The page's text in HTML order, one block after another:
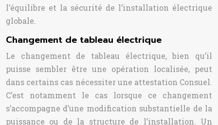
l’équilibre et la sécurité de l’installation électrique
globale.
Changement de tableau électrique
Le changement de tableau électrique, bien qu’il
puisse sembler être une opération localisée, peut
dans certains cas nécessiter une attestation Consuel.
C’est notamment le cas lorsque ce changement
s’accompagne d’une modification substantielle de la
puissance ou de la structure de l’installation. Un